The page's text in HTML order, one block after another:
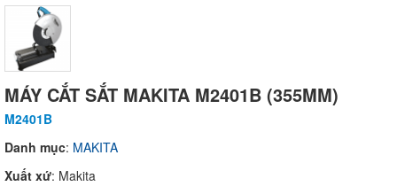
MÁY CẮT SẮT MAKITA M2401B (355MM)
M2401B
Danh mục: MAKITA
Xuất xứ: Makita